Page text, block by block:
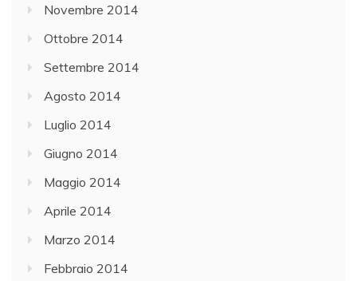
Novembre 2014
Ottobre 2014
Settembre 2014
Agosto 2014
Luglio 2014
Giugno 2014
Maggio 2014
Aprile 2014
Marzo 2014
Febbraio 2014